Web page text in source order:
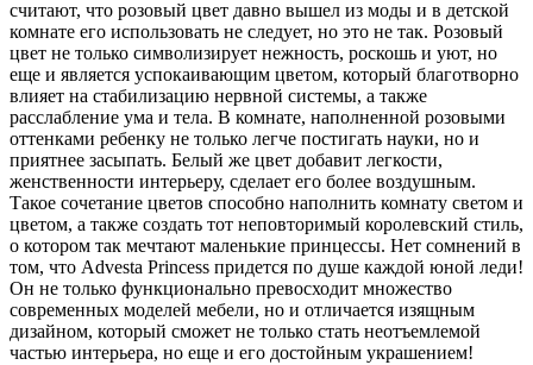
считают, что розовый цвет давно вышел из моды и в детской
комнате его использовать не следует, но это не так. Розовый
цвет не только символизирует нежность, роскошь и уют, но
еще и является успокаивающим цветом, который благотворно
влияет на стабилизацию нервной системы, а также
расслабление ума и тела. В комнате, наполненной розовыми
оттенками ребенку не только легче постигать науки, но и
приятнее засыпать. Белый же цвет добавит легкости,
женственности интерьеру, сделает его более воздушным.
Такое сочетание цветов способно наполнить комнату светом и
цветом, а также создать тот неповторимый королевский стиль,
о котором так мечтают маленькие принцессы. Нет сомнений в
том, что Advesta Princess придется по душе каждой юной леди!
Он не только функционально превосходит множество
современных моделей мебели, но и отличается изящным
дизайном, который сможет не только стать неотъемлемой
частью интерьера, но еще и его достойным украшением!